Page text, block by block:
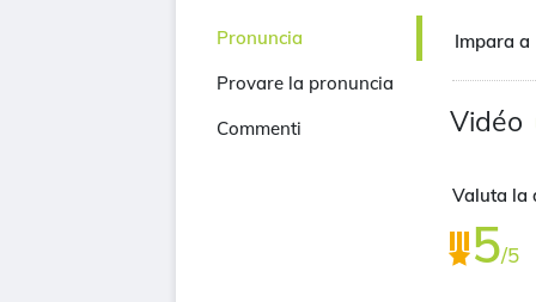
Pronuncia
Provare la pronuncia
Commenti
Impara
Vidéo
Valuta la
5/5